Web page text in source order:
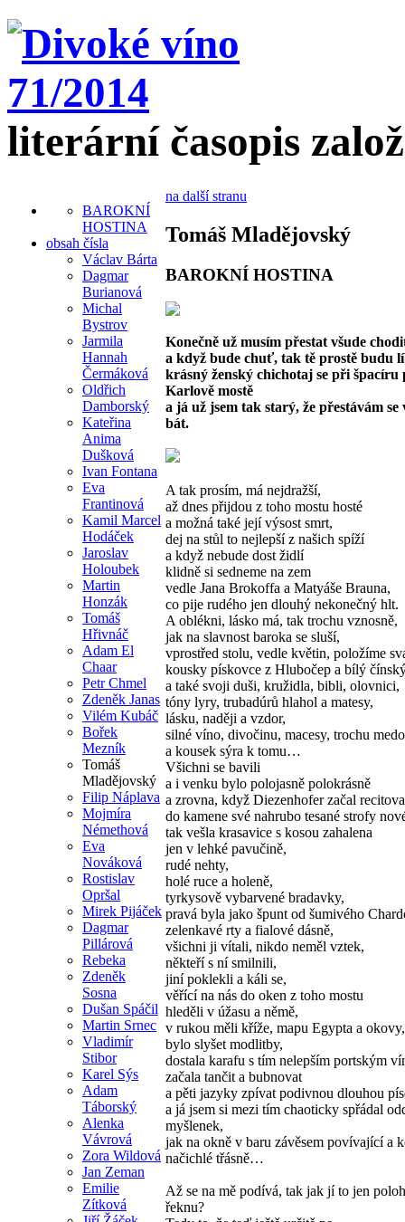
literární časopis
BAROKNÍ
HOSTINA
obsah čísla
Václav Bárta
Dagmar
Burianová
Michal
Bystrov
Jarmila
Hannah
Čermáková
Oldřich
Damborský
Kateřina
Anima
Dušková
Ivan Fontana
Eva
Frantinová
Kamil Marcel
Hodáček
Jaroslav
Holoubek
Martin
Honzák
Tomáš
Hřivnáč
Adam El
Chaar
Petr Chmel
Zdeněk Janas
Vilém Kubáč
Bořek
Mezník
Tomáš
Mladějovský
Filip Náplava
Mojmíra
Némethová
Eva
Nováková
Rostislav
Opršal
Mirek Pijáček
Dagmar
Pillárová
Rebeka
Zdeněk
Sosna
Dušan Spáčil
Martin Srnec
Vladimír
Stibor
Karel Sýs
Adam
Táborský
Alenka
Vávrová
Zora Wildová
Jan Zeman
Emilie
Zítková
na další stranu
Tomáš Mladějovský
BAROKNÍ HOSTINA
Konečně už musím přestat všude
a když bude chuť, tak tě prostě budu
krásný ženský chichotaj se při špacíru
Karlově mostě
a já už jsem tak starý, že přestávám se
bát.
A tak prosím, má nejdražší,
až dnes přijdou z toho mostu hosté
a možná také její výsost smrt,
dej na stůl to nejlepší z našich spíží
a když nebude dost židlí
klidně si sedneme na zem
vedle Jana Brokoffa a Matyáše Brauna,
co pije rudého jen dlouhý nekonečný hlt.
A oblékni, lásko má, tak trochu vznosně,
jak na slavnost baroka se sluší,
vprostřed stolu, vedle květin, položíme
kousky pískovce z Hlubočep a bílý
a také svoji duši, kružidla, bibli, olovnici,
tóny lyry, trubadúrů hlahol a matesy,
lásku, naději a vzdor,
silné víno, divočinu, macesy, trochu
a kousek sýra k tomu…
Všichni se bavili
a i venku bylo polojasně polokrásně
a zrovna, když Diezenhofer začal
do kamene své nahrubo tesané strofy
tak vešla krasavice s kosou zahalena
jen v lehké pavučině,
rudé nehty,
holé ruce a holeně,
tyrkysově vybarvené bradavky,
pravá byla jako špunt od šumivého
zelenkavé rty a fialové dásně,
všichni ji vítali, nikdo neměl vztek,
někteří s ní smilnili,
jiní poklekli a káli se,
věřící na nás do oken z toho mostu
hleděli v úžasu a němě,
v rukou měli kříže, mapu Egypta a okovy,
bylo slyšet modlitby,
dostala karafu s tím nelepším portským
začala tančit a bubnovat
a pěti jazyky zpívat podivnou dlouhou
a já jsem si mezi tím chaoticky spřádal
myšlenek,
jak na okně v baru závěsem povívající a
načichlé třásně…
Až se na mě podívá, tak jak jí to jen
řeknu?